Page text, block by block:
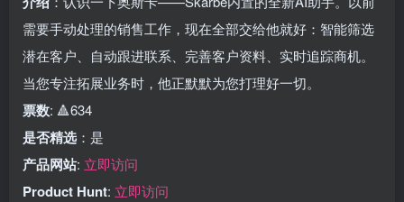
需要手动处理的销售工作，现在全部交给他就好：智能筛选
潜在客户、自动跟进联系、完善客户资料、实时追踪商机。
当您专注拓展业务时，他正默默为您打理好一切。
票数: 🔺634
是否精选 ：是
产品网站: 立即访问
Product Hunt: 立即访问